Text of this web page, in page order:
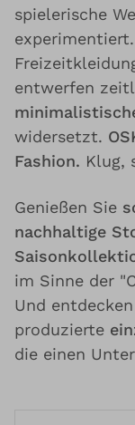
spielerische
entwerfen
widersetzt.
Fashion. Klug,
Genießen Sie
nachhaltige
im Sinne der
Und
produzierte
die einen